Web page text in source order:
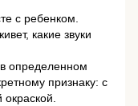
с ребенком.
какие звуки
определенном
признаку: с